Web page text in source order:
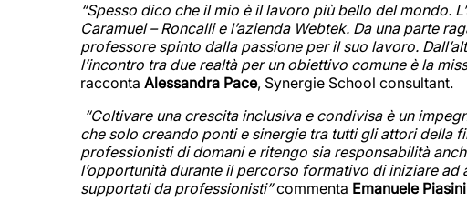
“Spesso dico che il mio è il lavoro più bello del mondo.
Caramuel – Roncalli e l’azienda Webtek. Da una parte
professore spinto dalla passione per il suo lavoro.
l’incontro tra due realtà per un obiettivo comune è la
racconta Alessandra Pace, Synergie School consultant.
“Coltivare una crescita inclusiva e condivisa è un
che solo creando ponti e sinergie tra tutti gli attori della
professionisti di domani e ritengo sia responsabilità
l’opportunità durante il percorso formativo di iniziare
supportati da professionisti”commenta Emanuele Piasini